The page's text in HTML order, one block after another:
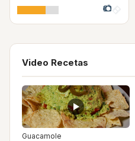
Video Recetas
Guacamole